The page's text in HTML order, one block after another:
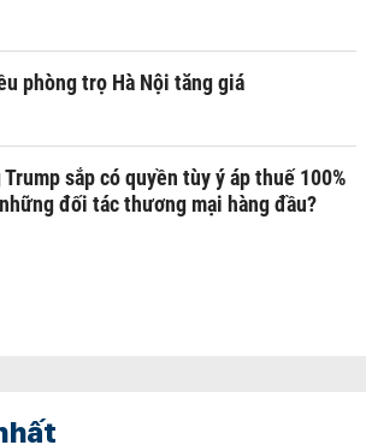
phòng trọ Hà Nội tăng giá
Trump sắp có quyền tùy ý áp thuế 100%
đối tác thương mại hàng đầu?